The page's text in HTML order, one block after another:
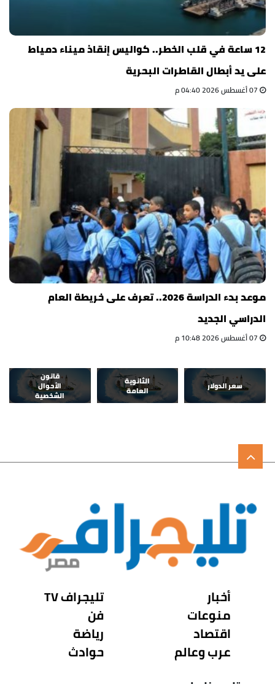
12 ساعة في قلب الخطر.. كواليس إنقاذ ميناء دمياط
على يد أبطال القاطرات البحرية
موعد بدء الدراسة 2026.. تعرف على خريطة العام
الدراسي الجديد
سعر الدولار
الثانوية
العامة
قانون
الأحوال
الشخصية
أخبار
منوعات
اقتصاد
عرب وعالم
تليجراف TV
فن
رياضة
حوادث